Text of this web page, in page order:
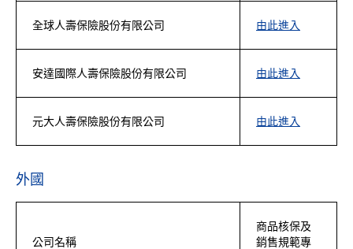
全球人壽保險股份有限公司 由此進入
安達國際人壽保險股份有限公司 由此進入
元大人壽保險股份有限公司 由此進入
外國
公司名稱
商品核保及
銷售規範專